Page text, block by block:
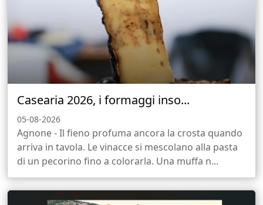
Casearia 2026, i formaggi inso...
05-08-2026
Agnone - Il fieno profuma ancora la crosta quando
arriva in tavola. Le vinacce si mescolano alla pasta
di un pecorino fino a colorarla. Una muffa n...